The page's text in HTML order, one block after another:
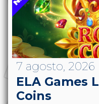
7 agosto, 2026
ELA Games
Coins